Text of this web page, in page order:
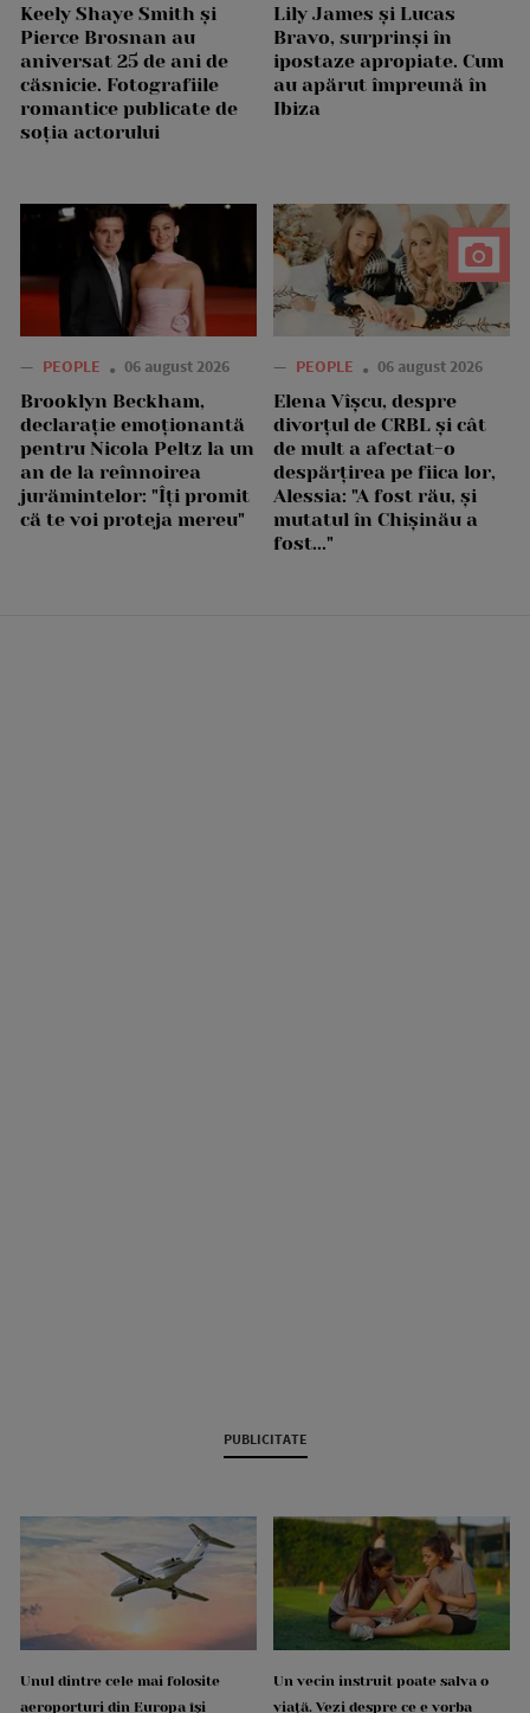
Keely Shaye Smith și
Pierce Brosnan au
aniversat 25 de ani de
căsnicie. Fotografiile
romantice publicate de
soția actorului
Lily James și Lucas
Bravo, surprinși în
ipostaze apropiate. Cum
au apărut împreună în
Ibiza
— PEOPLE 06 august 2026
Brooklyn Beckham,
declarație emoționantă
pentru Nicola Peltz la un
an de la reînnoirea
jurămintelor: "Îți promit
că te voi proteja mereu"
— PEOPLE 06 august 2026
Elena Vîșcu, despre
divorțul de CRBL și cât
de mult a afectat-o
despărțirea pe fiica lor,
Alessia: "A fost rău, și
mutatul în Chișinău a
fost..."
PUBLICITATE
Unul dintre cele mai folosite
aeroporturi din Europa își
Un vecin instruit poate salva o
viață. Vezi despre ce e vorba